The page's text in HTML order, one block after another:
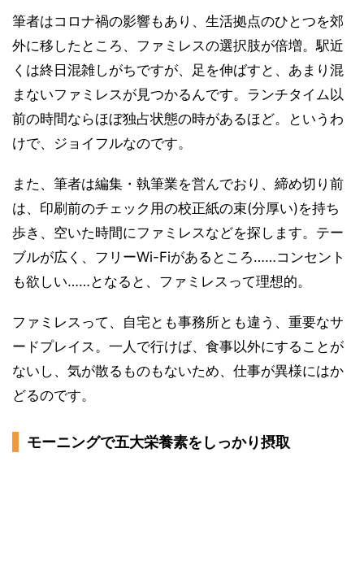
筆者はコロナ禍の影響もあり、生活拠点のひとつを郊
外に移したところ、ファミレスの選択肢が倍増。駅近
くは終日混雑しがちですが、足を伸ばすと、あまり混
まないファミレスが見つかるんです。ランチタイム以
前の時間ならほぼ独占状態の時があるほど。というわ
けで、ジョイフルなのです。
また、筆者は編集・執筆業を営んでおり、締め切り前
は、印刷前のチェック用の校正紙の束(分厚い)を持ち
歩き、空いた時間にファミレスなどを探します。テー
ブルが広く、フリーWi-Fiがあるところ……コンセント
も欲しい……となると、ファミレスって理想的。
ファミレスって、自宅とも事務所とも違う、重要なサ
ードプレイス。一人で行けば、食事以外にすることが
ないし、気が散るものもないため、仕事が異様にはか
どるのです。
モーニングで五大栄養素をしっかり摂取